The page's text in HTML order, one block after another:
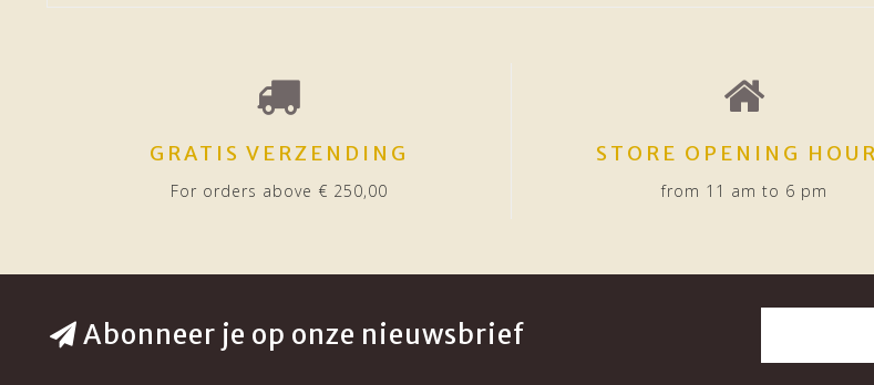
GRATIS VERZENDING
For orders above € 250,00
STORE OPENING
from 11 am to 6 pm
Abonneer je op onze nieuwsbrief